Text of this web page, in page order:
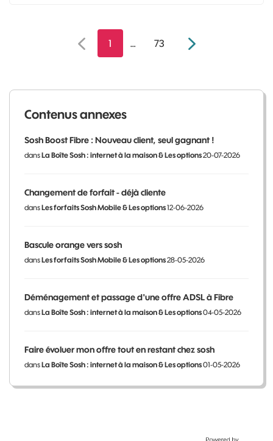
1 … 73
Contenus annexes
Sosh Boost Fibre : Nouveau client, seul gagnant !
dansLa Boîte Sosh : internet à la maison & Les options20-07-2026
Changement de forfait - déjà cliente
dansLes forfaits Sosh Mobile & Les options12-06-2026
Bascule orange vers sosh
dansLes forfaits Sosh Mobile & Les options28-05-2026
Déménagement et passage d'une offre ADSL à Fibre
dansLa Boîte Sosh : internet à la maison & Les options04-05-2026
Faire évoluer mon offre tout en restant chez sosh
dansLa Boîte Sosh : internet à la maison & Les options01-05-2026